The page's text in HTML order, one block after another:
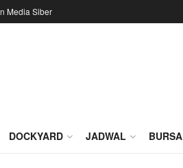
Media Siber
DOCKYARD JADWAL BURSA